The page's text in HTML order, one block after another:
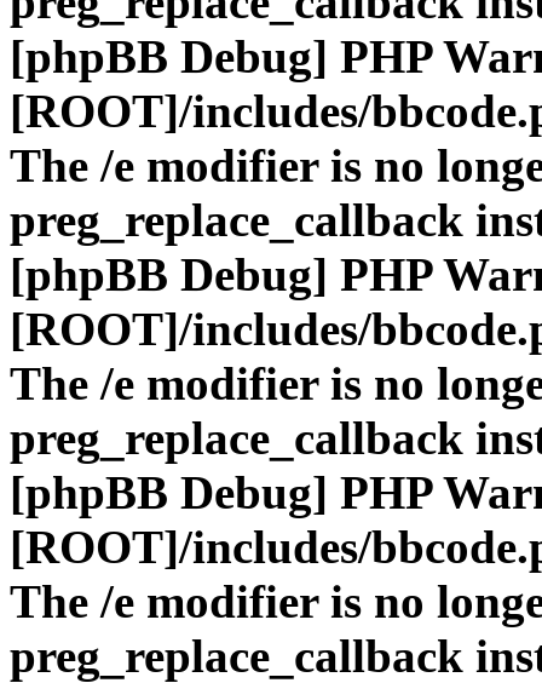
[phpBB Debug] PHP
[ROOT]/includes/
The /e modifier is no
preg_replace_callback
[phpBB Debug] PHP
[ROOT]/includes/
The /e modifier is no
preg_replace_callback
[phpBB Debug] PHP
[ROOT]/includes/
The /e modifier is no
preg_replace_callback